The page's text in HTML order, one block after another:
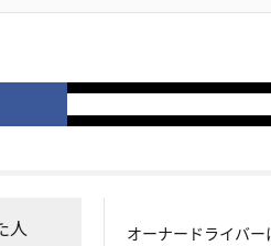
人
オーナードライバ